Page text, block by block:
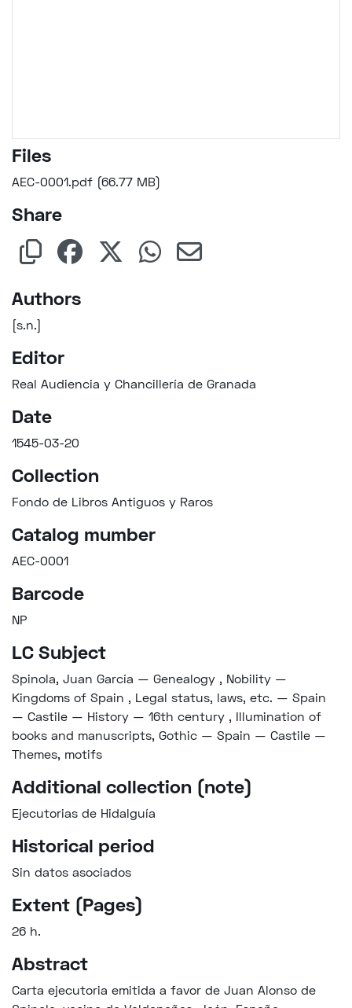
Files
AEC-0001.pdf (66.77 MB)
Share
Authors
[s.n.]
Editor
Real Audiencia y Chancillería de Granada
Date
1545-03-20
Collection
Fondo de Libros Antiguos y Raros
Catalog mumber
AEC-0001
Barcode
NP
LC Subject
Spinola, Juan García — Genealogy , Nobility —
Kingdoms of Spain , Legal status, laws, etc. — Spain
— Castile — History — 16th century , Illumination of
books and manuscripts, Gothic — Spain — Castile —
Themes, motifs
Additional collection (note)
Ejecutorias de Hidalguía
Historical period
Sin datos asociados
Extent (Pages)
26 h.
Abstract
Carta ejecutoria emitida a favor de Juan Alonso de